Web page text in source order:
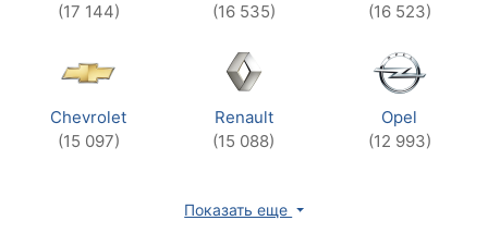
(17 144)
(16 535)
(16 523)
Chevrolet
(15 097)
Renault
(15 088)
Opel
(12 993)
Показать еще